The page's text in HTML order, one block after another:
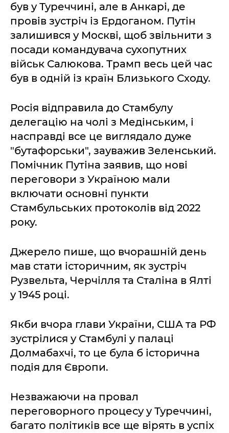
був у Туреччині, але в Анкарі, де
провів зустріч із Ердоганом. Путін
залишився у Москві, щоб звільнити з
посади командувача сухопутних
військ Салюкова. Трамп весь цей час
був в одній із країн Близького Сходу.
Росія відправила до Стамбулу
делегацію на чолі з Медінським, і
насправді все це виглядало дуже
"бутафорськи", зауважив Зеленський.
Помічник Путіна заявив, що нові
переговори з Україною мали
включати основні пункти
Стамбульських протоколів від 2022
року.
Джерело пише, що вчорашній день
мав стати історичним, як зустріч
Рузвельта, Черчілля та Сталіна в Ялті
у 1945 році.
Якби вчора глави України, США та РФ
зустрілися у Стамбулі у палаці
Долмабахчі, то це була б історична
подія для Європи.
Незважаючи на провал
переговорного процесу у Туреччині,
багато політиків все ще вірять в успіх